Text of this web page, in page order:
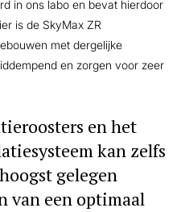
in ons labo en bevat hierdoor
is de SkyMax ZR
met dergelijke
en zorgen voor zeer
en het
kan zelfs
gelegen
van een optimaal